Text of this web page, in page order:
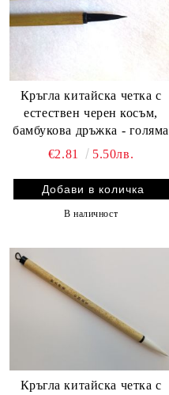
Кръгла китайска четка с
естествен черен косъм,
бамбукова дръжка - голяма
€2.81
5.50лв.
В наличност
Кръгла китайска четка с